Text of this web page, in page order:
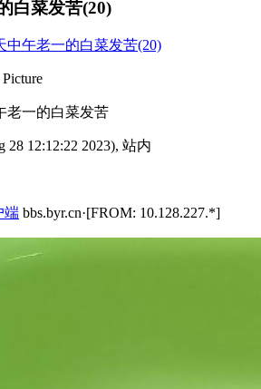
白菜发苦(20)
中午老一的白菜发苦(20)
老一的白菜发苦
12:12:22 2023), 站内
端 bbs.byr.cn·[FROM: 10.128.227.*]